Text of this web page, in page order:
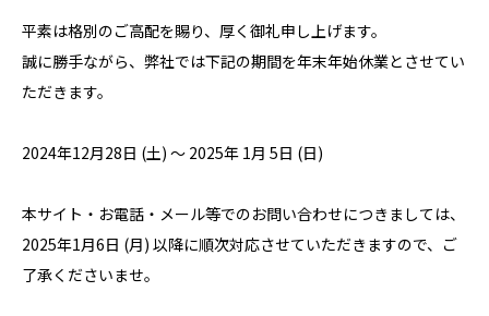
平素は格別のご高配を賜り、厚く御礼申し上げます。
誠に勝手ながら、弊社では下記の期間を年末年始休業とさせてい
ただきます。
2024年12月28日 (土) ～ 2025年 1月 5日 (日)
本サイト・お電話・メール等でのお問い合わせにつきましては、
2025年1月6日 (月) 以降に順次対応させていただきますので、ご
了承くださいませ。